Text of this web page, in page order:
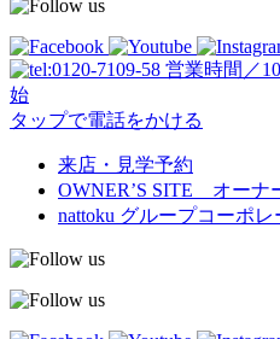
営業時間／
始
タップで電話をかける
来店・見学予約
OWNER’S SITE オーナ
nattoku グループコーポレ